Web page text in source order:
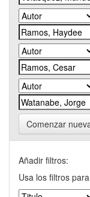
Comenzar
Añadir filtros:
Usa los filtros